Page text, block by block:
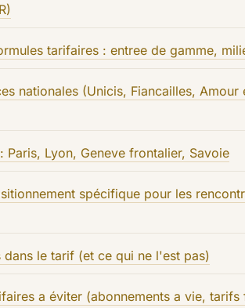
tarifaires : entree de gamme,
nationales (Unicis, Fiancailles, Amour
Paris, Lyon, Geneve frontalier, Savoie
spécifique pour les
dans le tarif (et ce qui ne l'est pas)
a éviter (abonnements a vie, tarifs